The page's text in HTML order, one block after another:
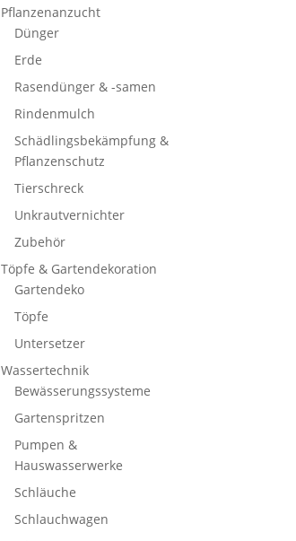
Pflanzenanzucht
Dünger
Erde
Rasendünger & -samen
Rindenmulch
Schädlingsbekämpfung &
Pflanzenschutz
Tierschreck
Unkrautvernichter
Zubehör
Töpfe & Gartendekoration
Gartendeko
Töpfe
Untersetzer
Wassertechnik
Bewässerungssysteme
Gartenspritzen
Pumpen &
Hauswasserwerke
Schläuche
Schlauchwagen